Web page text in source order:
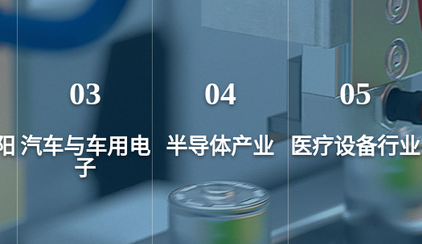
03
汽车与车用电
子
04
半导体产业
05
医疗设备行业